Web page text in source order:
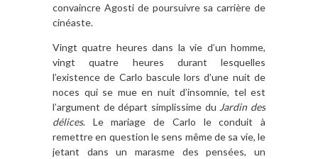
convaincre Agosti de poursuivre sa carrière de
cinéaste.
Vingt quatre heures dans la vie d’un homme,
vingt quatre heures durant lesquelles
l’existence de Carlo bascule lors d’une nuit de
noces qui se mue en nuit d’insomnie, tel est
l’argument de départ simplissime du Jardin des
délices. Le mariage de Carlo le conduit à
remettre en question le sens même de sa vie, le
jetant dans un marasme des pensées, un